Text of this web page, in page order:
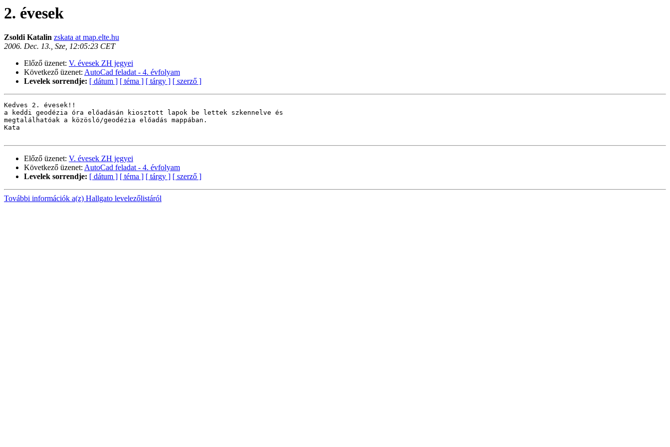
2. évesek
Zsoldi Katalin zskata at map.elte.hu
2006. Dec. 13., Sze, 12:05:23 CET
Előző üzenet: V. évesek ZH jegyei
Következő üzenet: AutoCad feladat - 4. évfolyam
Levelek sorrendje: [ dátum ] [ téma ] [ tárgy ] [ szerző ]
Kedves 2. évesek!!
a keddi geodézia óra előadásán kiosztott lapok be lettek szkennelve és
megtalálhatóak a közösló/geodézia előadás mappában.
Kata
Előző üzenet: V. évesek ZH jegyei
Következő üzenet: AutoCad feladat - 4. évfolyam
Levelek sorrendje: [ dátum ] [ téma ] [ tárgy ] [ szerző ]
További információk a(z) Hallgato levelezőlistáról